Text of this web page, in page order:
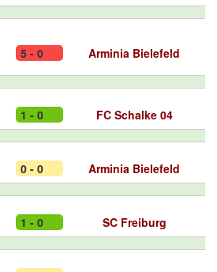
5 - 0 Arminia Bielefeld
1 - 0 FC Schalke 04
0 - 0 Arminia Bielefeld
1 - 0 SC Freiburg